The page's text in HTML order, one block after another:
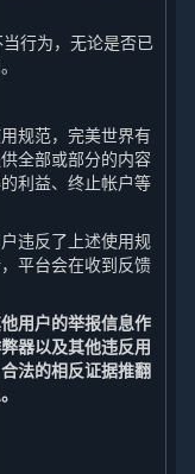
当行为，无论是否已
规范，完美世界有
全部或部分的内容
利益、终止帐户等
违反了上述使用规
平台会在收到反馈
用户的举报信息作
器以及其他违反用
法的相反证据推翻